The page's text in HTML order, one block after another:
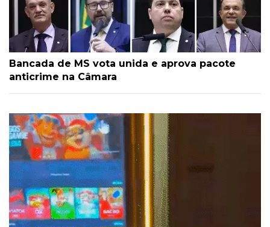
Bancada de MS vota unida e aprova pacote
anticrime na Câmara